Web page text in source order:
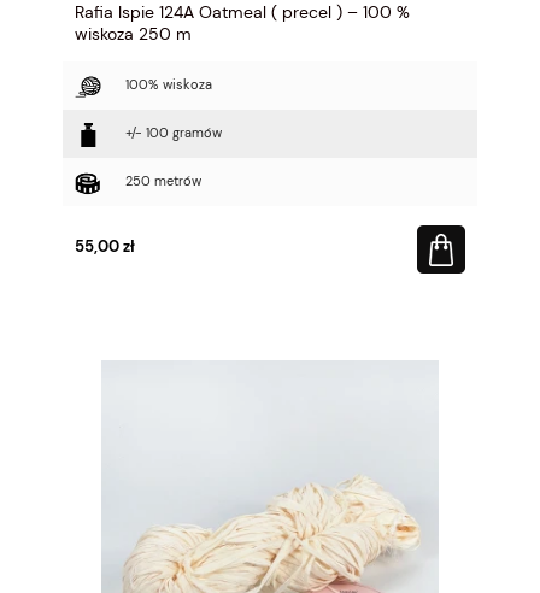
Rafia Ispie 124A Oatmeal ( precel ) – 100 %
wiskoza 250 m
100% wiskoza
+/- 100 gramów
250 metrów
55,00 zł